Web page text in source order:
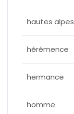
hautes alpes
hérémence
hermance
homme